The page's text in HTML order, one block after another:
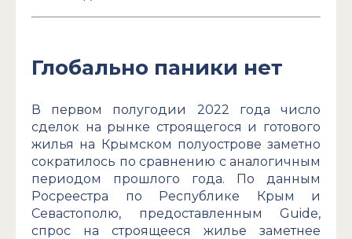
Глобально паники нет
В первом полугодии 2022 года число
сделок на рынке строящегося и готового
жилья на Крымском полуострове заметно
сократилось по сравнению с аналогичным
периодом прошлого года. По данным
Росреестра по Республике Крым и
Севастополю, предоставленным Guide,
спрос на строящееся жилье заметнее